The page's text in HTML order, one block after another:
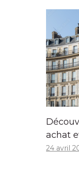
achat
24 avril